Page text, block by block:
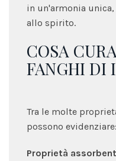
in un'armonia unica,
allo spirito.
COSA
FANGHI DI
Tra le molte
possono evidenziare:
Proprietà